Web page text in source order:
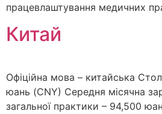
працевлаштування медичних
Китай
Офіційна мова – китайська
юань (CNY) Середня місячна
загальної практики – 94,500